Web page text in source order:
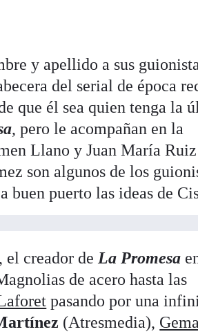
y apellido a sus
del serial de época
que él sea quien tenga la
, pero le acompañan en la
Llano y Juan María Ruiz
son algunos de los
buen puerto las ideas de
, el creador de La Promesa
de acero hasta las
pasando por una
(Atresmedia),